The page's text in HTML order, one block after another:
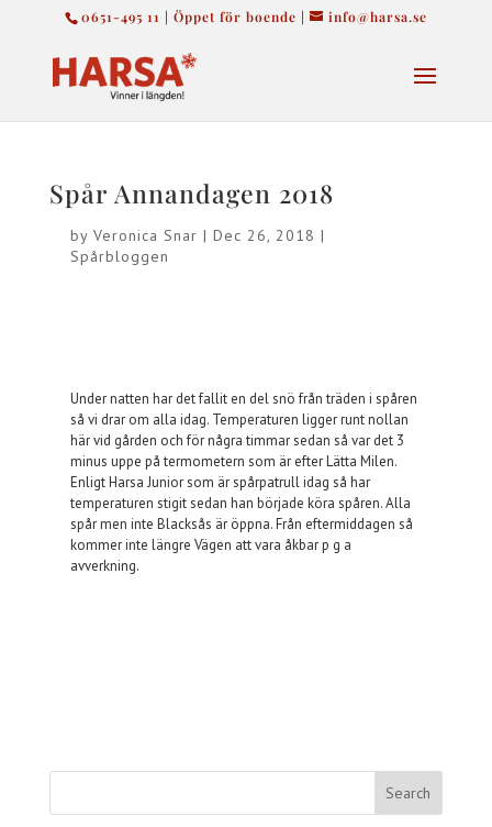
0651-495 11 | Öppet för boende | info@harsa.se
Spår Annandagen 2018
by Veronica Snar | Dec 26, 2018 |
Spårbloggen
Under natten har det fallit en del snö från träden i spåren
så vi drar om alla idag. Temperaturen ligger runt nollan
här vid gården och för några timmar sedan så var det 3
minus uppe på termometern som är efter Lätta Milen.
Enligt Harsa Junior som är spårpatrull idag så har
temperaturen stigit sedan han började köra spåren. Alla
spår men inte Blacksås är öppna. Från eftermiddagen så
kommer inte längre Vägen att vara åkbar p g a
avverkning.